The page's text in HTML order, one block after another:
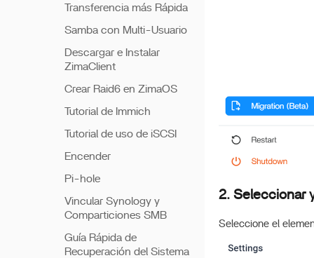
2. Seleccionar
Seleccione el
Transferencia más Rápida
Samba con Multi-Usuario
Descargar e Instalar
ZimaClient
Crear Raid6 en ZimaOS
Tutorial de Immich
Tutorial de uso de iSCSI
Encender
Pi-hole
Vincular Synology y
Comparticiones SMB
Guía Rápida de
Recuperación del Sistema